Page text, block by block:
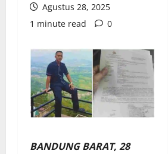
Agustus 28, 2025
1 minute read
0
BANDUNG BARAT, 28